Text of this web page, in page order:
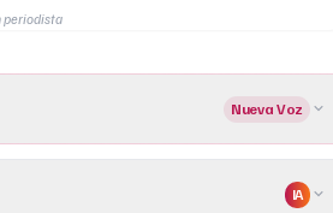
periodista
Nueva Voz
IA